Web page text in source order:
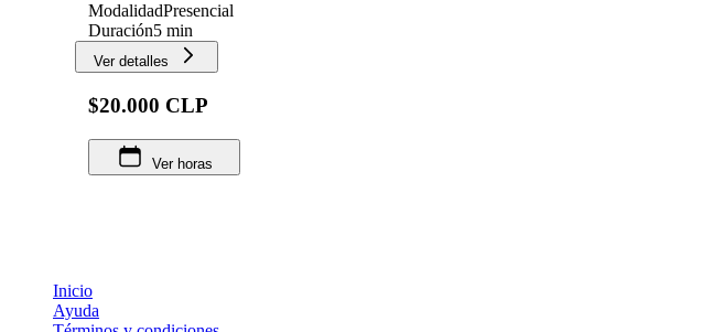
ModalidadPresencial
Duración5 min
Ver detalles
$20.000 CLP
Ver horas
Inicio
Ayuda